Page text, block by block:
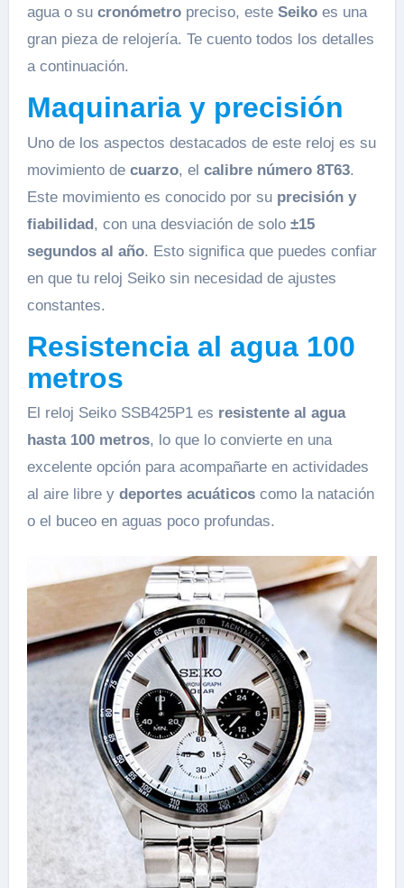
agua o su cronómetropreciso, este Seikoes una
gran pieza de relojería. Te cuento todos los detalles
a continuación.
Maquinaria y precisión
Uno de los aspectos destacados de este reloj es su
movimiento de cuarzo, el calibre número 8T63.
Este movimiento es conocido por su precisión y
fiabilidad, con una desviación de solo ±15
segundos al año. Esto significa que puedes confiar
en que tu reloj Seiko sin necesidad de ajustes
constantes.
Resistencia al agua 100
metros
El reloj Seiko SSB425P1 es resistente al agua
hasta 100 metros, lo que lo convierte en una
excelente opción para acompañarte en actividades
al aire libre y deportes acuáticoscomo la natación
o el buceo en aguas poco profundas.